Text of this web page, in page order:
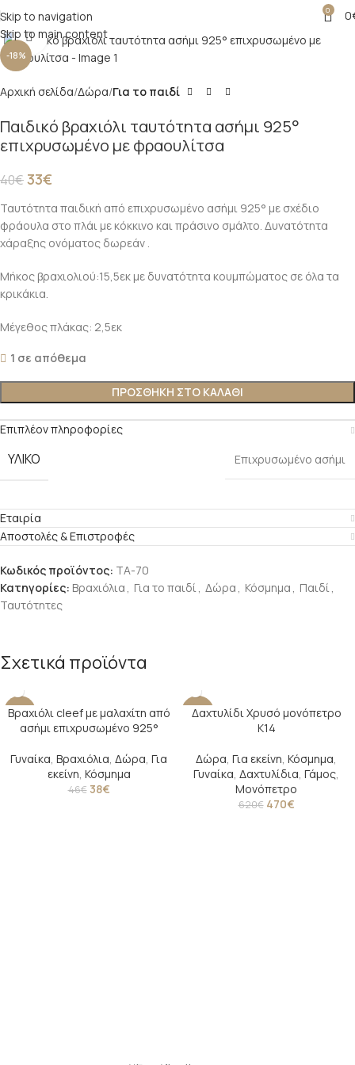
Skip to navigation
Skip to main content
0 0
-18%
Click to enlarge
Αρχική σελίδα Δώρα Για το παιδί
Παιδικό βραχιόλι ταυτότητα ασήμι 925°
επιχρυσωμένο με φραουλίτσα
40€33€
Ταυτότητα παιδική από επιχρυσωμένο ασήμι 925° με σχέδιο
φράουλα στο πλάι με κόκκινο και πράσινο σμάλτο. Δυνατότητα
χάραξης ονόματος δωρεάν .
Μήκος βραχιολιού:15,5εκ με δυνατότητα κουμπώματος σε όλα τα
κρικάκια.
Μέγεθος πλάκας: 2,5εκ
1 σε απόθεμα
ΠΡΟΣΘΉΚΗ ΣΤΟ ΚΑΛΆΘΙ
Επιπλέον πληροφορίες
ΥΛΙΚΌ Επιχρυσωμένο ασήμι
Εταιρία
Αποστολές & Επιστροφές
Κωδικός προϊόντος: ΤΑ-70
Κατηγορίες: Βραχιόλια , Για το παιδί, Δώρα , Κόσμημα , Παιδί,
Ταυτότητες
Σχετικά προϊόντα
-17%
Βραχιόλι cleef με μαλαχίτη από
ασήμι επιχρυσωμένο 925°
Γυναίκα, Βραχιόλια, Δώρα, Για
εκείνη, Κόσμημα
46€ 38€
-24%
Δαχτυλίδι Χρυσό μονόπετρο
Κ14
Δώρα, Για εκείνη, Κόσμημα,
Γυναίκα, Δαχτυλίδια, Γάμος,
Μονόπετρο
620€ 470€